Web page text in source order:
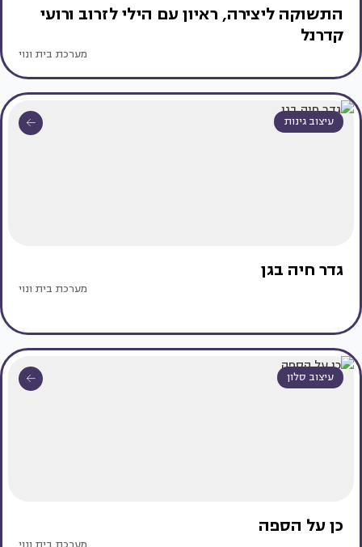
התשוקה ליצירה, ראיון עם הילי לזרוב ורועי
קדרנל
מערכת בית ונוי
עיצוב גינות
גדר חיה בגן
מערכת בית ונוי
עיצוב סלון
כן על הספה